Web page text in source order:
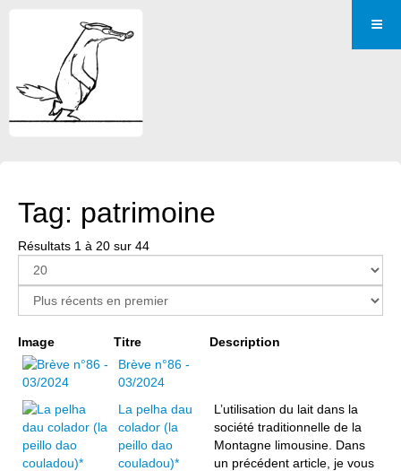
Tag: patrimoine
Résultats 1 à 20 sur 44
Image Titre
Description
Brève n°86 -
03/2024
La pelha dau
colador (la
peillo dao
couladou)*
L’utilisation du lait dans la
société traditionnelle de la
Montagne limousine. Dans
un précédent article, je vous